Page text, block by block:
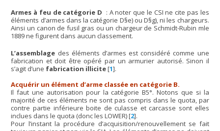
Armes à feu de catégorie D : A noter que le CSI ne cite pas les
éléments d’armes dans la catégorie D§e) ou D§g), ni les chargeurs.
Ainsi un canon de fusil gras ou un chargeur de Schmidt-Rubin mle
1889 ne figurent dans aucun classement.
L’assemblage des éléments d’armes est considéré comme une
fabrication et doit être opéré par un armurier autorisé. Sinon il
s’agit d’une fabrication illicite[1].
Acquérir un élément d’arme classée en catégorie B.
Il faut une autorisation pour la catégorie B5°. Notons que si la
majorité de ces éléments ne sont pas compris dans le quota, par
contre partie inférieure boite de culasse et carcasse sont elles
inclues dans le quota (donc les LOWER)[2].
Pour l’instant la procédure d’acquisition/renouvellement se fait